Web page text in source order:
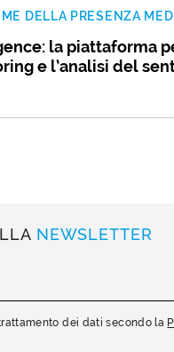
DELLA PRESENZA
la piattaforma
e l’analisi del
NEWSLETTER
dei dati secondo la